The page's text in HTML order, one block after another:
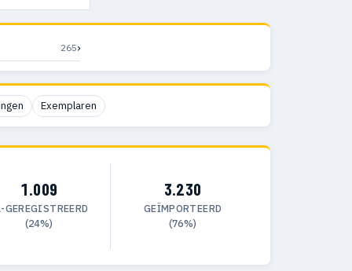
265›
Exemplaren
1.009
GEREGISTREERD
(24%)
3.230
GEÏMPORTEERD
(76%)